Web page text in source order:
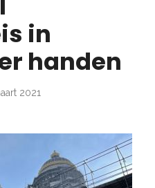
in
handen
2021